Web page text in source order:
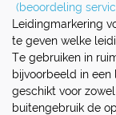
(beoordeling
Leidingmarkering
te geven welke
Te gebruiken in
bijvoorbeeld in
geschikt voor
buitengebruik de